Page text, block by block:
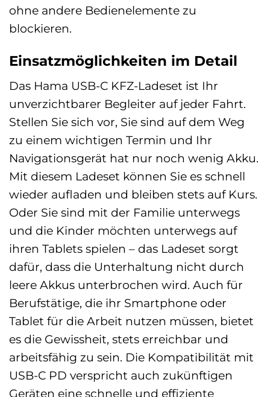
ohne andere Bedienelemente zu
blockieren.
Einsatzmöglichkeiten im Detail
Das Hama USB-C KFZ-Ladeset ist Ihr
unverzichtbarer Begleiter auf jeder Fahrt.
Stellen Sie sich vor, Sie sind auf dem Weg
zu einem wichtigen Termin und Ihr
Navigationsgerät hat nur noch wenig Akku.
Mit diesem Ladeset können Sie es schnell
wieder aufladen und bleiben stets auf Kurs.
Oder Sie sind mit der Familie unterwegs
und die Kinder möchten unterwegs auf
ihren Tablets spielen – das Ladeset sorgt
dafür, dass die Unterhaltung nicht durch
leere Akkus unterbrochen wird. Auch für
Berufstätige, die ihr Smartphone oder
Tablet für die Arbeit nutzen müssen, bietet
es die Gewissheit, stets erreichbar und
arbeitsfähig zu sein. Die Kompatibilität mit
USB-C PD verspricht auch zukünftigen
Geräten eine schnelle und effiziente